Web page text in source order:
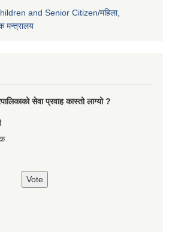
and Senior Citizen/महिला,
मन्त्रालय
सेवा प्रवाह कास्तो लाग्यो ?